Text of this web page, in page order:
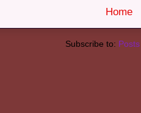
Home
Subscribe to: